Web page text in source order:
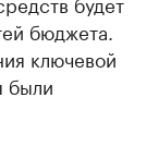
бюджета.
ключевой
были